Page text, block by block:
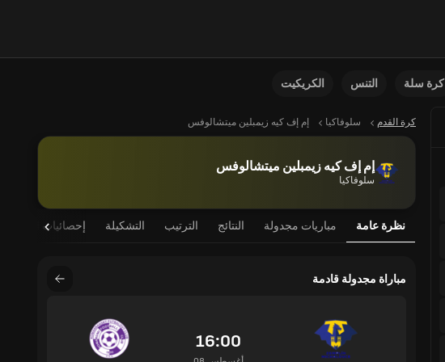
كرة سلة التنس الكريكيت
كرة القدم سلوفاكيا إم إف كيه زيمبلين ميتشالوفس
إم إف كيه زيمبلين ميتشالوفس
سلوفاكيا
نظرة عامة مباريات مجدولة النتائج الترتيب التشكيلة إحصائيات اللاعب
مباراة مجدولة قادمة
16:00